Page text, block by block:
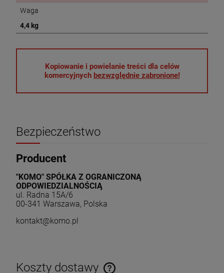
Waga
4,4 kg
Kopiowanie i powielanie treści dla celów
komercyjnych bezwzględnie zabronione!
Bezpieczeństwo
Producent
"KOMO" SPÓŁKA Z OGRANICZONĄ
ODPOWIEDZIALNOŚCIĄ
ul. Radna 15A/6
00-341 Warszawa, Polska
kontakt@komo.pl
Koszty dostawy